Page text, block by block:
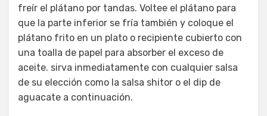
freír el plátano por tandas. Voltee el plátano para
que la parte inferior se fría también y coloque el
plátano frito en un plato o recipiente cubierto con
una toalla de papel para absorber el exceso de
aceite. sirva inmediatamente con cualquier salsa
de su elección como la salsa shitor o el dip de
aguacate a continuación.